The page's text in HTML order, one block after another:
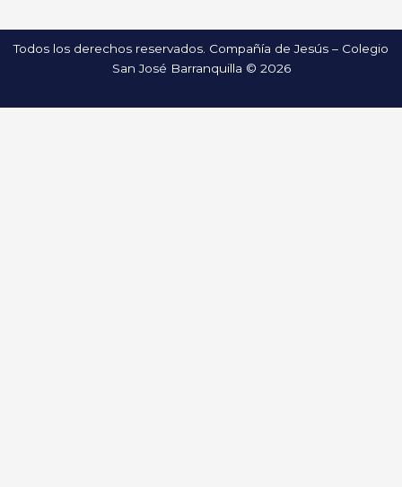
Todos los derechos reservados. Compañía de Jesús – Colegio
San José Barranquilla © 2026